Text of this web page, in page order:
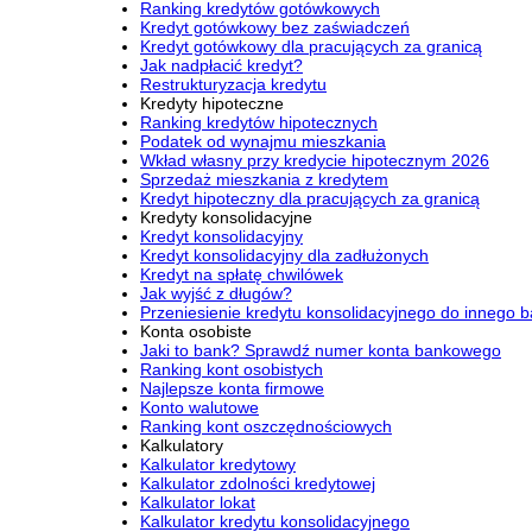
Ranking kredytów gotówkowych
Kredyt gotówkowy bez zaświadczeń
Kredyt gotówkowy dla pracujących za granicą
Jak nadpłacić kredyt?
Restrukturyzacja kredytu
Kredyty hipoteczne
Ranking kredytów hipotecznych
Podatek od wynajmu mieszkania
Wkład własny przy kredycie hipotecznym 2026
Sprzedaż mieszkania z kredytem
Kredyt hipoteczny dla pracujących za granicą
Kredyty konsolidacyjne
Kredyt konsolidacyjny
Kredyt konsolidacyjny dla zadłużonych
Kredyt na spłatę chwilówek
Jak wyjść z długów?
Przeniesienie kredytu konsolidacyjnego do innego
Konta osobiste
Jaki to bank? Sprawdź numer konta bankowego
Ranking kont osobistych
Najlepsze konta firmowe
Konto walutowe
Ranking kont oszczędnościowych
Kalkulatory
Kalkulator kredytowy
Kalkulator zdolności kredytowej
Kalkulator lokat
Kalkulator kredytu konsolidacyjnego